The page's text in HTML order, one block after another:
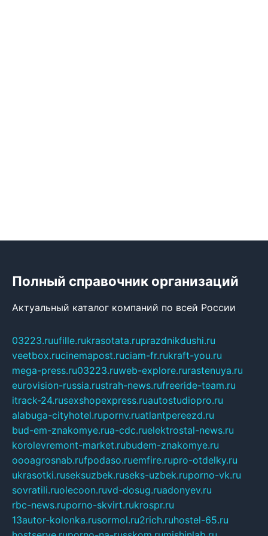
Полный справочник организаций
Актуальный каталог компаний по всей России
03223.ruufille.rukrasotata.ruprazdnikdushi.ru
veetbox.rucinemapost.ruciam-fr.rukraft-you.ru
mega-press.ru03223.ruweb-explore.rurastenuya.ru
eurovision-russia.rustrah-news.rufreeride-team.ru
itrack-24.rusexshopexpress.ruautostudiopro.ru
alabuga-cityhotel.rupornv.ruatlantpereezd.ru
bud-em-znakomye.rua-cdc.ruelektrostal-news.ru
korolevremont-market.rubudem-znakomye.ru
oooagrosnab.rufpodaso.ruemfire.rupro-otdelky.ru
ukrasotki.ruseksuzbek.ruseks-uzbek.ruporno-vk.ru
sovratili.ruolecoon.ruvd-dosug.ruadonyev.ru
rbc-news.ruporno-skvirt.rukrospr.ru
13autor-kolonka.rusormol.ru2rich.ruhostel-65.ru